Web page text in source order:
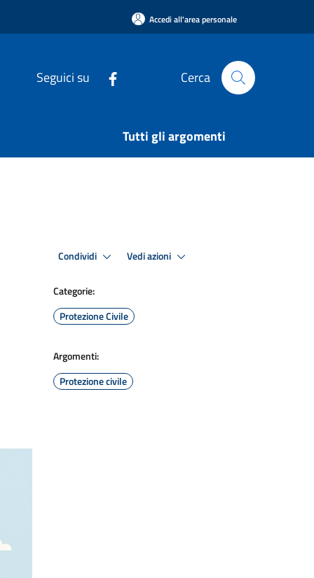
Accedi all'area personale
Seguici su Cerca
Tutti gli argomenti
Condividi Vedi azioni
Categorie:
Protezione Civile
Argomenti:
Protezione civile